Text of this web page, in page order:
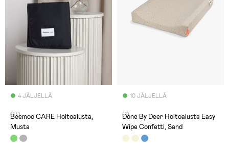
4 JÄLJELLÄ
(17)
Beemoo CARE Hoitoalusta,
Musta
10 JÄLJELLÄ
(1)
Done By Deer Hoitoalusta Easy
Wipe Confetti, Sand